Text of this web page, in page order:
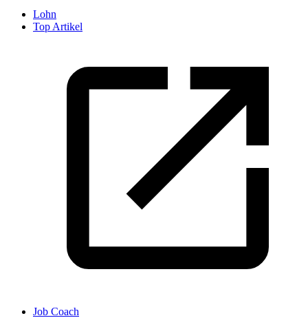
Lohn
Top Artikel
Job Coach